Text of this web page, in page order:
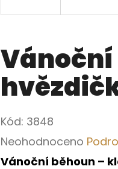
Vánoční
Kód: 3848
Průměrné
hodnocení
Neohodnoceno
Vánoční běhoun –